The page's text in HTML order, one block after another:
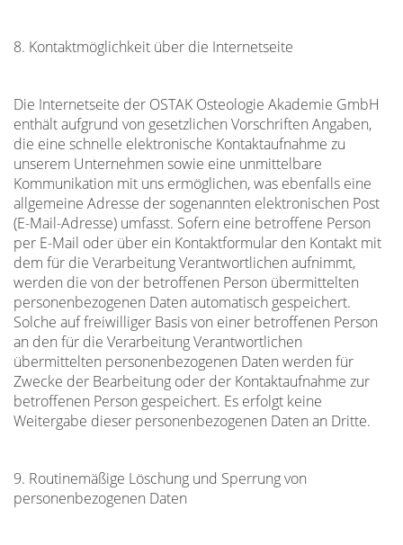
8. Kontaktmöglichkeit über die Internetseite
Die Internetseite der OSTAK Osteologie Akademie GmbH
enthält aufgrund von gesetzlichen Vorschriften Angaben,
die eine schnelle elektronische Kontaktaufnahme zu
unserem Unternehmen sowie eine unmittelbare
Kommunikation mit uns ermöglichen, was ebenfalls eine
allgemeine Adresse der sogenannten elektronischen Post
(E-Mail-Adresse) umfasst. Sofern eine betroffene Person
per E-Mail oder über ein Kontaktformular den Kontakt mit
dem für die Verarbeitung Verantwortlichen aufnimmt,
werden die von der betroffenen Person übermittelten
personenbezogenen Daten automatisch gespeichert.
Solche auf freiwilliger Basis von einer betroffenen Person
an den für die Verarbeitung Verantwortlichen
übermittelten personenbezogenen Daten werden für
Zwecke der Bearbeitung oder der Kontaktaufnahme zur
betroffenen Person gespeichert. Es erfolgt keine
Weitergabe dieser personenbezogenen Daten an Dritte.
9. Routinemäßige Löschung und Sperrung von
personenbezogenen Daten